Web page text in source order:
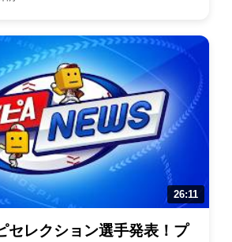
セレクション選手発表！プ